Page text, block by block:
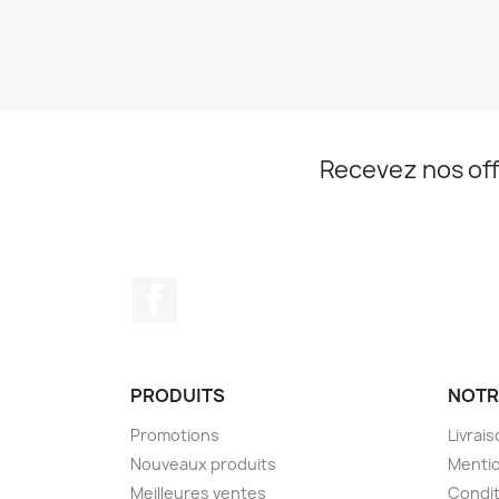
Recevez nos
PRODUITS
Promotions
Nouveaux produits
Meilleures ventes